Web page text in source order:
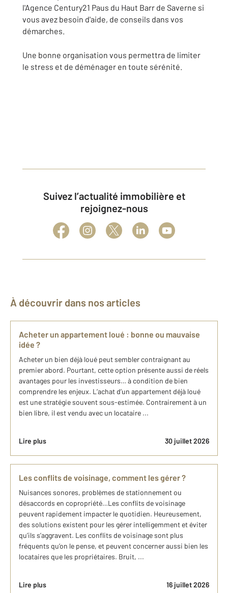
l'Agence Century21 Paus du Haut Barr de Saverne si
vous avez besoin d'aide, de conseils dans vos
démarches.
Une bonne organisation vous permettra de limiter
le stress et de déménager en toute sérénité.
Suivez l’actualité immobilière et
rejoignez-nous
À découvrir dans nos articles
Acheter un appartement loué : bonne ou mauvaise
idée ?
Acheter un bien déjà loué peut sembler contraignant au
premier abord. Pourtant, cette option présente aussi de réels
avantages pour les investisseurs… à condition de bien
comprendre les enjeux. L’achat d’un appartement déjà loué
est une stratégie souvent sous-estimée. Contrairement à un
bien libre, il est vendu avec un locataire ...
Lire plus 30 juillet 2026
Les conflits de voisinage, comment les gérer ?
Nuisances sonores, problèmes de stationnement ou
désaccords en copropriété…Les conflits de voisinage
peuvent rapidement impacter le quotidien. Heureusement,
des solutions existent pour les gérer intelligemment et éviter
qu’ils s’aggravent. Les conflits de voisinage sont plus
fréquents qu’on le pense, et peuvent concerner aussi bien les
locataires que les propriétaires. Bruit, ...
Lire plus 16 juillet 2026